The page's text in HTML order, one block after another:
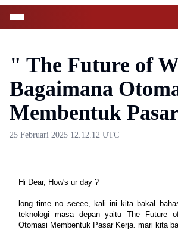
" The Future of
Bagaimana
Membentuk
25 Februari 2025 12.12.12 UTC
Hi Dear, How's ur day ?
long time no seeee, kali ini kita bakal
teknologi masa depan yaitu The Future
Otomasi Membentuk Pasar Kerja. mari kita